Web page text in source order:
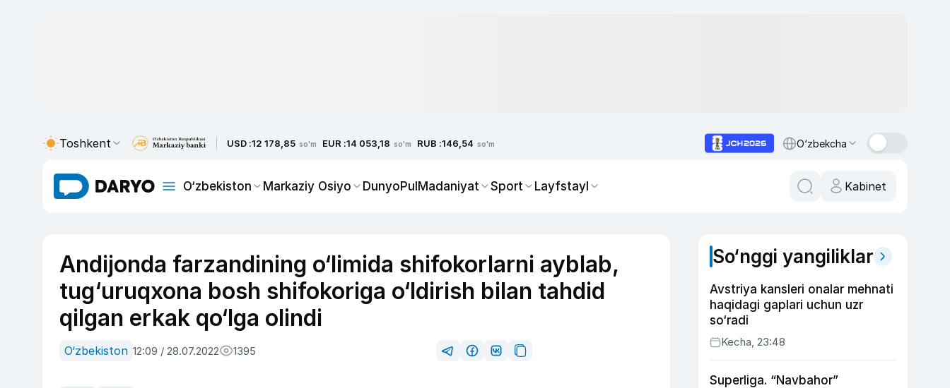
Toshkent USD :12 178,85 so'm EUR :14 053,18 so'm RUB :146,54 so'm O‘zbekcha
O‘zbekiston Markaziy Osiyo DunyoPulMadaniyat Sport Layfstayl Kabinet
Andijonda farzandining o‘limida shifokorlarni ayblab,
tug‘uruqxona bosh shifokoriga o‘ldirish bilan tahdid
qilgan erkak qo‘lga olindi
O‘zbekiston 12:09 / 28.07.2022 1395
So‘nggi yangiliklar
Avstriya kansleri onalar mehnati
haqidagi gaplari uchun uzr
so‘radi
Kecha, 23:48
Superliga. “Navbahor”